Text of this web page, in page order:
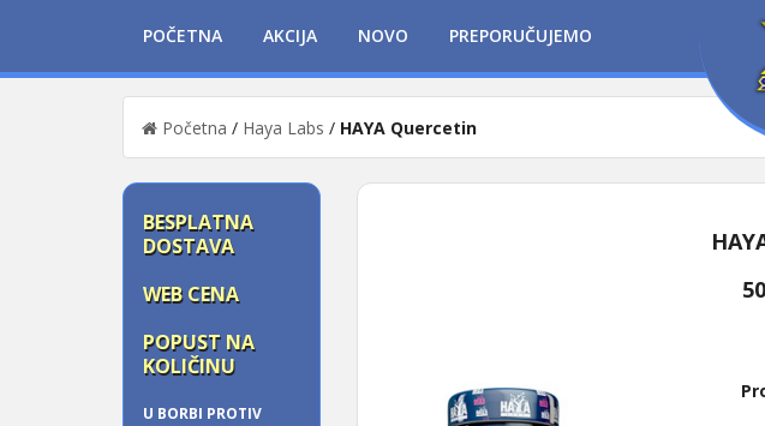
POČETNA AKCIJA NOVO PREPORUČUJEMO
Početna / Haya Labs / HAYA Quercetin
BESPLATNA
DOSTAVA
WEB CENA
POPUST NA
KOLIČINU
U BORBI PROTIV